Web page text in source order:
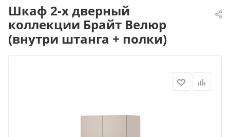
Шкаф 2-х дверный
коллекции Брайт Велюр
(внутри штанга + полки)